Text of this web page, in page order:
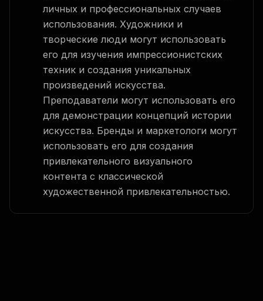
личных и профессиональных случаев
использования. Художники и
творческие люди могут использовать
его для изучения импрессионистских
техник и создания уникальных
произведений искусства.
Преподаватели могут использовать его
для демонстрации концепций истории
искусства. Бренды и маркетологи могут
использовать его для создания
привлекательного визуального
контента с классической
художественной привлекательностью.